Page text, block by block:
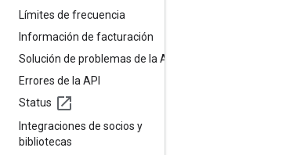
Límites de frecuencia
Información de facturación
Solución de problemas de la API
Errores de la API
Status
Integraciones de socios y
bibliotecas